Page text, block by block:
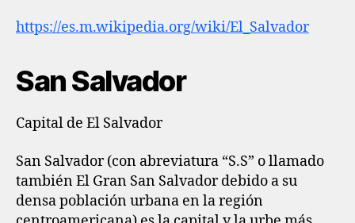
https://es.m.wikipedia.org/wiki/El_Salvador
San Salvador
Capital de El Salvador
San Salvador (con abreviatura “S.S” o llamado
también El Gran San Salvador debido a su
densa población urbana en la región